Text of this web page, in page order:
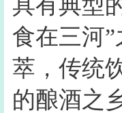
具有典型
食在三河
萃，传统
的酿酒之